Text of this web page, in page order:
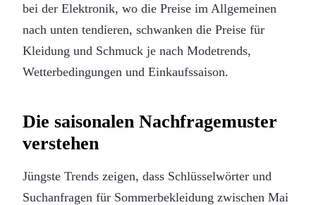
bei der Elektronik, wo die Preise im Allgemeinen
nach unten tendieren, schwanken die Preise für
Kleidung und Schmuck je nach Modetrends,
Wetterbedingungen und Einkaufssaison.
Die saisonalen Nachfragemuster
verstehen
Jüngste Trends zeigen, dass Schlüsselwörter und
Suchanfragen für Sommerbekleidung zwischen Mai